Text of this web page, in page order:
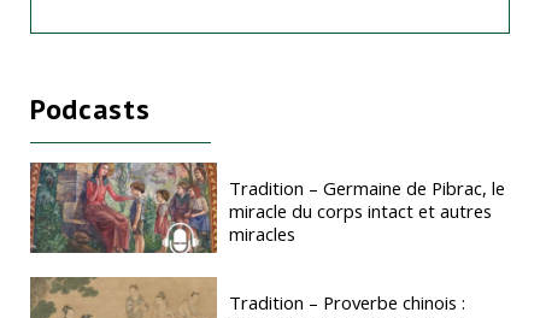
Podcasts
Tradition – Germaine de Pibrac, le
miracle du corps intact et autres
miracles
Tradition – Proverbe chinois :